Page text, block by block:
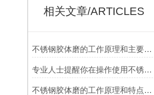
相关文章/ARTICLES
不锈钢胶体磨的工作原理和主要特点
专业人士提醒你在操作使用不锈钢胶体磨时一定要注意这些事
不锈钢胶体磨的工作原理和特点是什么？主要应用在哪些领域？